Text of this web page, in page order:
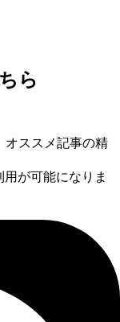
ら
オススメ記事の精
が可能になりま